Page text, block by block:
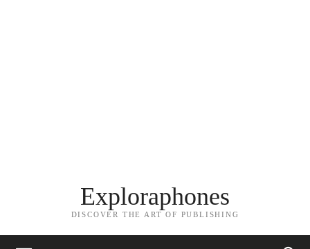
Exploraphones
DISCOVER THE ART OF PUBLISHING